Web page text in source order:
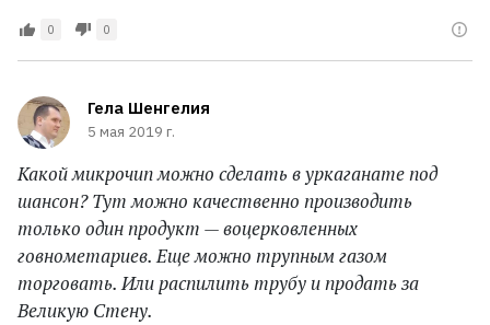
0 0
Гела Шенгелия
5 мая 2019 г.
Какой микрочип можно сделать в уркаганате под
шансон? Тут можно качественно производить
только один продукт — воцерковленных
говнометариев. Еще можно трупным газом
торговать. Или распилить трубу и продать за
Великую Стену.